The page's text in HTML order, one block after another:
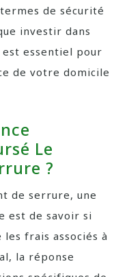
de sécurité
investir dans
essentiel pour
de votre domicile
Le
?
de serrure, une
est de savoir si
les frais associés à
la réponse